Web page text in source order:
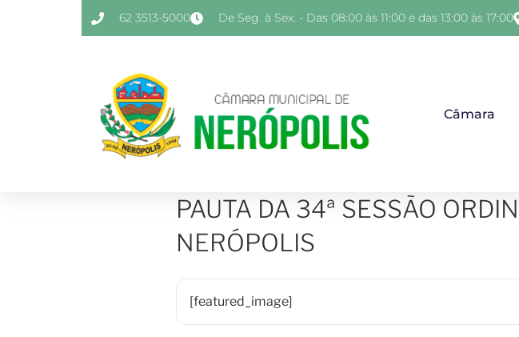
62 3513-5000 De Seg. à Sex. - Das 08:00 às 11:00 e das 13:00 às 17:00
Câmara
PAUTA DA 34ª SESSÃO
NERÓPOLIS
[featured_image]